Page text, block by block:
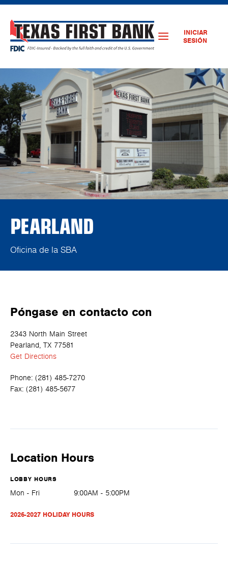
INICIAR
SESIÓN
PEARLAND
Oficina de la SBA
Póngase en contacto con
2343 North Main Street
Pearland, TX 77581
Get Directions
Phone: (281) 485-7270
Fax: (281) 485-5677
Location Hours
LOBBY HOURS
Mon - Fri 9:00AM - 5:00PM
2026-2027 HOLIDAY HOURS